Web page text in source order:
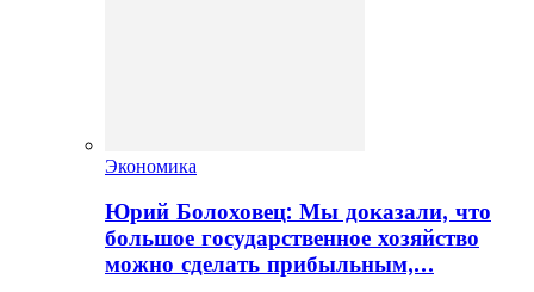
Экономика
Юрий Болоховец: Мы доказали, что
большое государственное хозяйство
можно сделать прибыльным,…